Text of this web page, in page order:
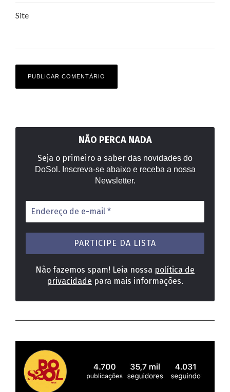
Site
NÃO PERCA NADA
Seja o primeiro a saber das novidades do
DoSol. Inscreva-se abaixo e receba a nossa
Newsletter.
Endereço
de
e-
mail
Não fazemos spam! Leia nossa política de
privacidade para mais informações.